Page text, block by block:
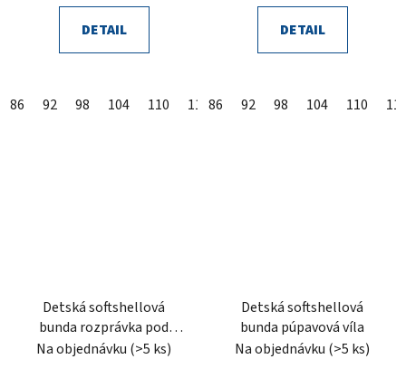
DETAIL
86 92 98 104 110 116 122 128 134 140
DETAIL
86 92 98 104 110
Detská softshellová
bunda rozprávka pod
hríbom
Na objednávku (>5 ks)
Detská softshellová
bunda púpavová víla
Na objednávku (>5 ks)